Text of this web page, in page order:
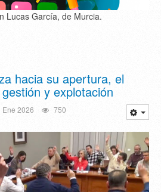
Lucas García, de Murcia.
hacia su apertura, el
y explotación
Ene 2026 750